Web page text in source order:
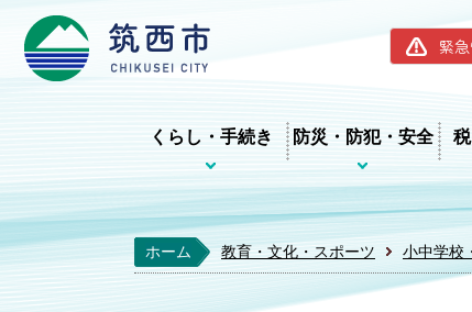
筑西市ホ
緊
くらし・手続き 防災・防犯・安全
ホーム 教育・文化・スポーツ 小中学校